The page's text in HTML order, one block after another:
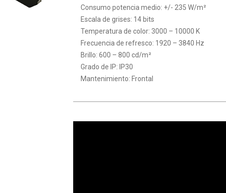
Consumo potencia medio: +/- 235 W/m²
Escala de grises: 14 bits
Temperatura de color: 3000 – 10000 K
Frecuencia de refresco: 1920 – 3840 Hz
Brillo: 600 – 800 cd/m²
Grado de IP: IP30
Mantenimiento: Frontal